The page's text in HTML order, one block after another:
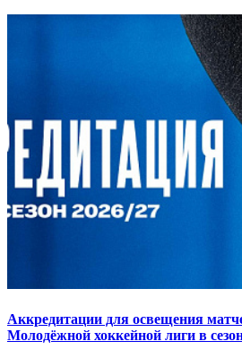
Аккредитации для освещения
Молодёжной хоккейной лиги в